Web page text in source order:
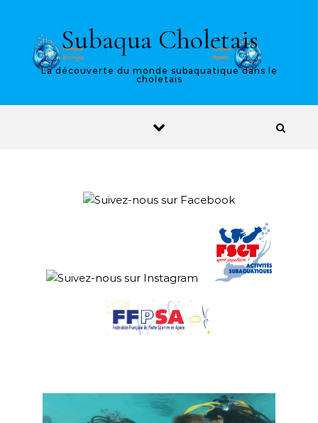
Subaqua Choletais
La découverte du monde subaquatique dans le
choletais